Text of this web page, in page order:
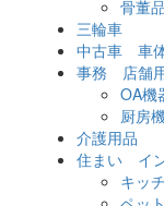
骨董
三輪車
中古車 車
事務 店舗
OA機
厨房
介護用品
住まい イ
キッ